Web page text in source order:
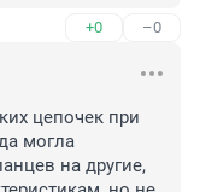
+0 –0
цепочек при
могла
на другие,